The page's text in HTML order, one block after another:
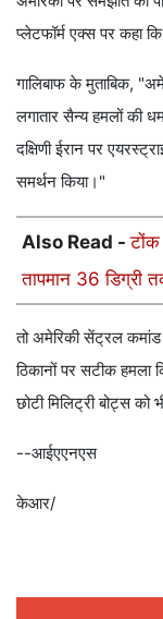
प्लेटफॉर्म एक्स पर कहा
गालिबाफ के मुताबिक,
लगातार सैन्य हमलों की
दक्षिणी ईरान पर
समर्थन किया।"
Also Read -टोंक
तापमान 36 डिग्री
तो अमेरिकी सेंट्रल
ठिकानों पर सटीक हमला
छोटी मिलिट्री बोट्स को
--आईएएनएस
केआर/